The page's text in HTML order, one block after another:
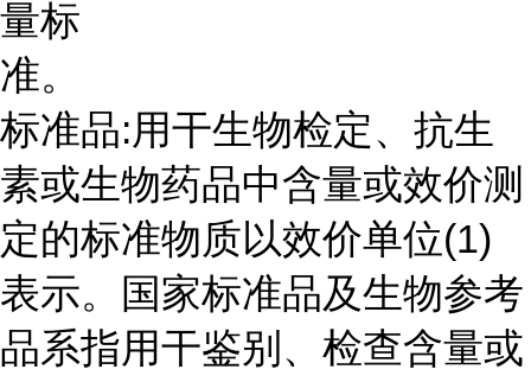
量标
准。
标准品:用干生物检定、抗生
素或生物药品中含量或效价测
定的标准物质以效价单位(1)
表示。国家标准品及生物参考
品系指用干鉴别、检查含量或